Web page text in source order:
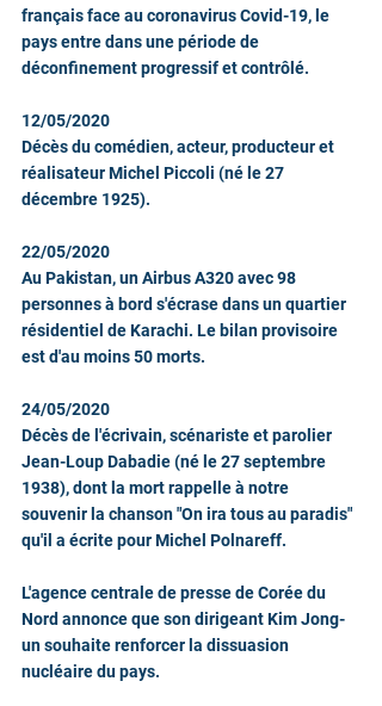
français face au coronavirus Covid-19, le
pays entre dans une période de
déconfinement progressif et contrôlé.
12/05/2020
Décès du comédien, acteur, producteur et
réalisateur Michel Piccoli (né le 27
décembre 1925).
22/05/2020
Au Pakistan, un Airbus A320 avec 98
personnes à bord s'écrase dans un quartier
résidentiel de Karachi. Le bilan provisoire
est d'au moins 50 morts.
24/05/2020
Décès de l'écrivain, scénariste et parolier
Jean-Loup Dabadie (né le 27 septembre
1938), dont la mort rappelle à notre
souvenir la chanson "On ira tous au paradis"
qu'il a écrite pour Michel Polnareff.
L'agence centrale de presse de Corée du
Nord annonce que son dirigeant Kim Jong-
un souhaite renforcer la dissuasion
nucléaire du pays.